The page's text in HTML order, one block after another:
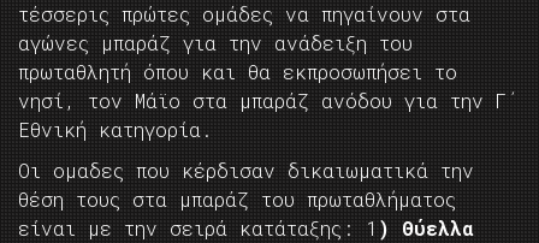
τέσσερις πρώτες ομάδες να πηγαίνουν στα
αγώνες μπαράζ για την ανάδειξη του
πρωταθλητή όπου και θα εκπροσωπήσει το
νησί, τον Μάϊο στα μπαράζ ανόδου για την Γ΄
Εθνική κατηγορία.
Οι ομαδες που κέρδισαν δικαιωματικά την
θέση τους στα μπαράζ του πρωταθλήματος
είναι με την σειρά κατάταξης: 1 ) Θύελλα